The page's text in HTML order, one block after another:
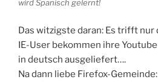
wird Spanisch gelernt!
Das witzigste daran: Es trifft nur
IE-User bekommen ihre
in deutsch ausgeliefert….
Na dann liebe Firefox-